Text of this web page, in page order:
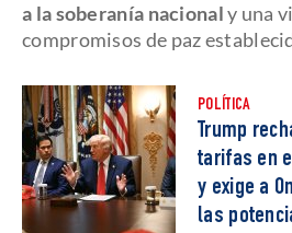
a la soberanía nacionaly una
compromisos de paz
POLÍTICA
Trump
tarifas en
y exige a
las